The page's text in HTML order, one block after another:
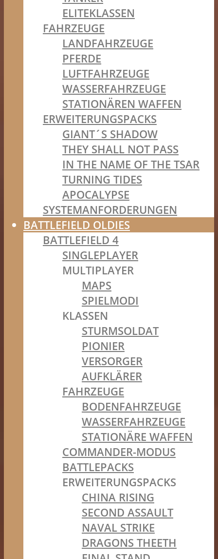
ELITEKLASSEN
FAHRZEUGE
LANDFAHRZEUGE
PFERDE
LUFTFAHRZEUGE
WASSERFAHRZEUGE
STATIONÄREN WAFFEN
ERWEITERUNGSPACKS
GIANT´S SHADOW
THEY SHALL NOT PASS
IN THE NAME OF THE TSAR
TURNING TIDES
APOCALYPSE
SYSTEMANFORDERUNGEN
BATTLEFIELD OLDIES
BATTLEFIELD 4
SINGLEPLAYER
MULTIPLAYER
MAPS
SPIELMODI
KLASSEN
STURMSOLDAT
PIONIER
VERSORGER
AUFKLÄRER
FAHRZEUGE
BODENFAHRZEUGE
WASSERFAHRZEUGE
STATIONÄRE WAFFEN
COMMANDER-MODUS
BATTLEPACKS
ERWEITERUNGSPACKS
CHINA RISING
SECOND ASSAULT
NAVAL STRIKE
DRAGONS THEETH